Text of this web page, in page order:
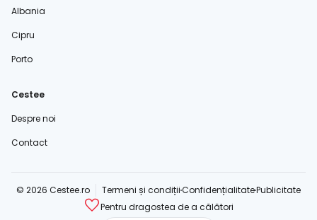
Albania
Cipru
Porto
Cestee
Despre noi
Contact
© 2026 Cestee.ro Termeni și condițiiConfidențialitatePublicitate
Pentru dragostea de a călători